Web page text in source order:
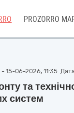
PROZORRO
06-2026, 11:35.
та
систем